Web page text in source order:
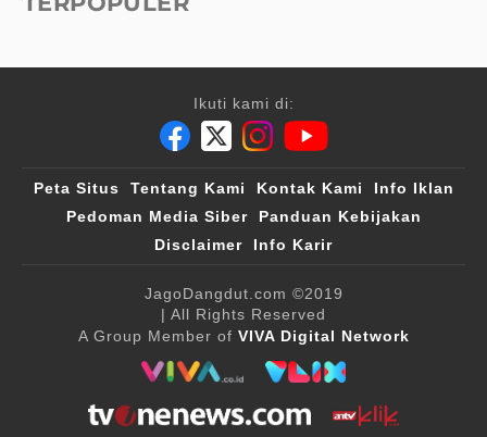
Ikuti kami di:
Peta Situs Tentang Kami Kontak Kami
Info Iklan
Pedoman Media Siber
Panduan Kebijakan
Disclaimer
Info Karir
JagoDangdut.com ©2019
| All Rights Reserved
A Group Member of VIVA Digital Network